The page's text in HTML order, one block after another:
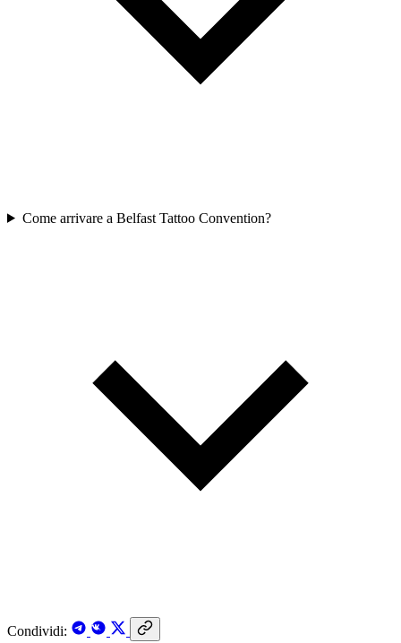
Come arrivare a Belfast Tattoo Convention?
Condividi: